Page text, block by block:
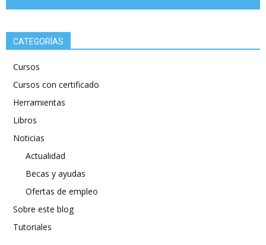
CATEGORÍAS
Cursos
Cursos con certificado
Herramientas
Libros
Noticias
Actualidad
Becas y ayudas
Ofertas de empleo
Sobre este blog
Tutoriales